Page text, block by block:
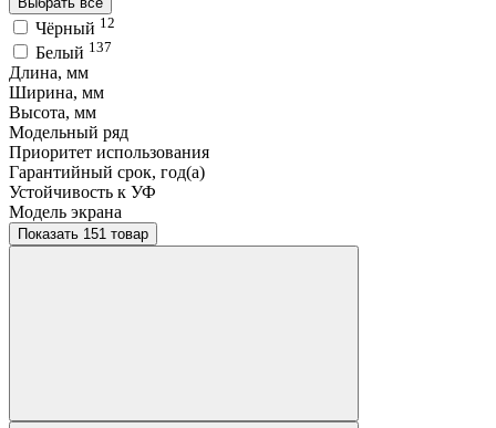
Чёрный 12
Белый 137
Длина, мм
Ширина, мм
Высота, мм
Модельный ряд
Приоритет использования
Гарантийный срок, год(а)
Устойчивость к УФ
Модель экрана
Показать 151 товар